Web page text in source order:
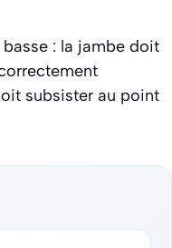
: la jambe doit
subsister au point